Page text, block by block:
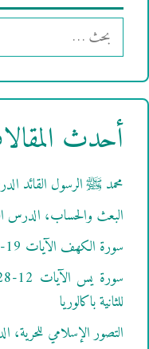
البحث
عن:
أحدث
محمد ﷺ الرسول القائد
البعث والحساب، الدرس
سورة الكهف الآيات 19-31، الدرس السابع للجذع المشترك
للثانية باكالوريا
التصور الإسلامي للحرية،